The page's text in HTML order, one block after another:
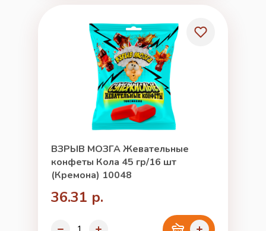
ВЗРЫВ МОЗГА Жевательные
конфеты Кола 45 гр/16 шт
(Кремона) 10048
36.31 р.